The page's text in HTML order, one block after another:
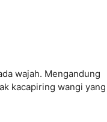
wajah. Mengandung
kacapiring wangi yang